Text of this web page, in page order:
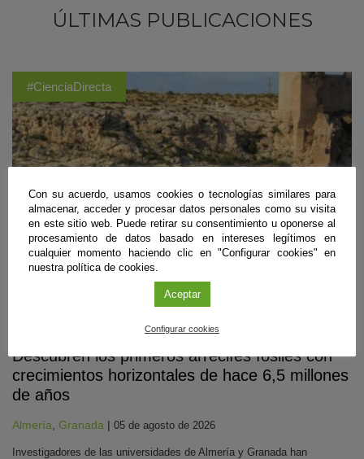
ÚLTIMAS PUBLICACIONES
#CienciaDirecta
Descubren los primeros arrecifes fósiles con
crecimientos horizontales de hace 6,5 millones
de años
Almería Granada | 05 de agosto de 2026
Investigadores de las universidades de Almería y Granada han
Con su acuerdo, usamos cookies o tecnologías similares para
almacenar, acceder y procesar datos personales como su visita
en este sitio web. Puede retirar su consentimiento u oponerse al
procesamiento de datos basado en intereses legítimos en
cualquier momento haciendo clic en "Configurar cookies" en
nuestra política de cookies.
Aceptar
Configurar cookies